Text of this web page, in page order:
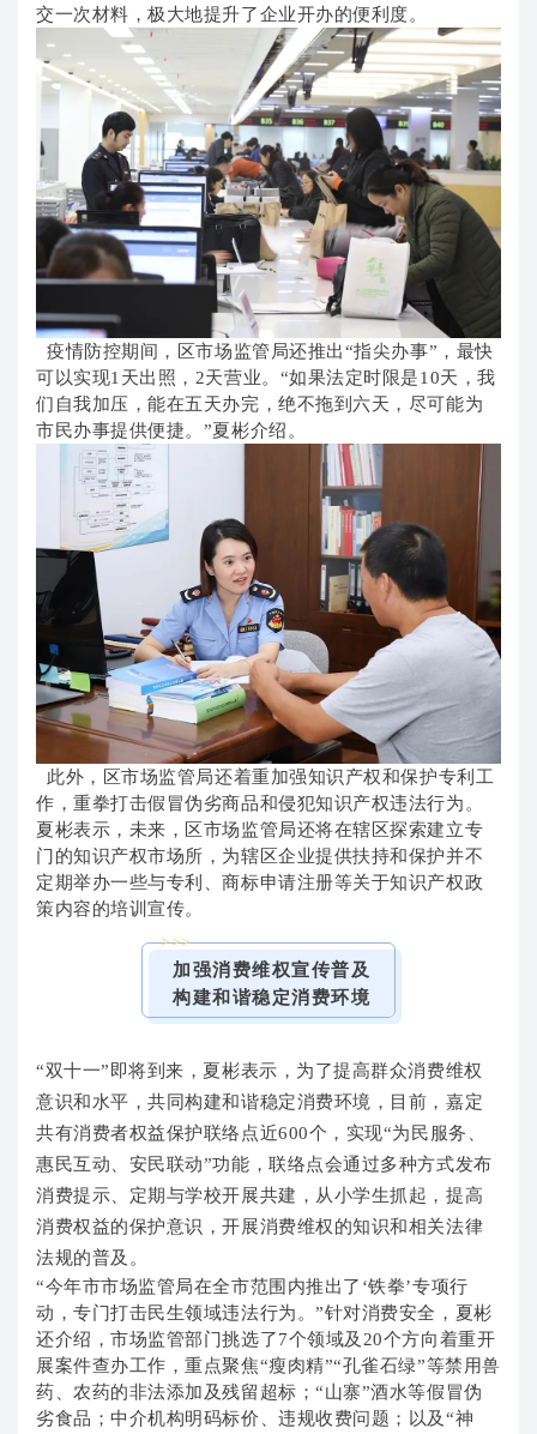
交一次材料，极大地提升了企业开办的便利度。
疫情防控期间，区市场监管局还推出“指尖办事”，最快
可以实现1天出照，2天营业。“如果法定时限是10天，我
们自我加压，能在五天办完，绝不拖到六天，尽可能为
市民办事提供便捷。”夏彬介绍。
此外，区市场监管局还着重加强知识产权和保护专利工
作，重拳打击假冒伪劣商品和侵犯知识产权违法行为。
夏彬表示，未来，区市场监管局还将在辖区探索建立专
门的知识产权市场所，为辖区企业提供扶持和保护并不
定期举办一些与专利、商标申请注册等关于知识产权政
策内容的培训宣传。
>>>
加强消费维权宣传普及
构建和谐稳定消费环境
“双十一”即将到来，夏彬表示，为了提高群众消费维权
意识和水平，共同构建和谐稳定消费环境，目前，嘉定
共有消费者权益保护联络点近600个，实现“为民服务、
惠民互动、安民联动”功能，联络点会通过多种方式发布
消费提示、定期与学校开展共建，从小学生抓起，提高
消费权益的保护意识，开展消费维权的知识和相关法律
法规的普及。
“今年市市场监管局在全市范围内推出了‘铁拳’专项行
动，专门打击民生领域违法行为。”针对消费安全，夏彬
还介绍，市场监管部门挑选了7个领域及20个方向着重开
展案件查办工作，重点聚焦“瘦肉精”“孔雀石绿”等禁用兽
药、农药的非法添加及残留超标；“山寨”酒水等假冒伪
劣食品；中介机构明码标价、违规收费问题； 以及“神